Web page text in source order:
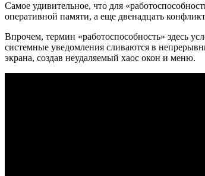
Самое удивительное, что для
оперативной памяти, а еще двенадцать
Впрочем, термин «работоспособность» здесь
системные уведомления сливаются в
экрана, создав неудаляемый хаос окон и меню.